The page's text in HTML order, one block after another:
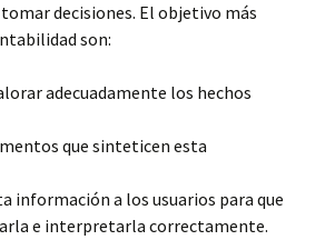
decisiones. El objetivo más
son:
adecuadamente los hechos
que sinteticen esta
información a los usuarios para que
e interpretarla correctamente.